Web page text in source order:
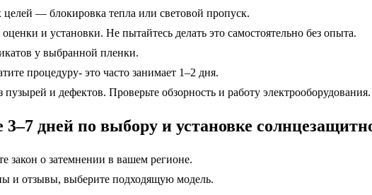
— блокировка тепла или световой пропуск.
и установки. Не пытайтесь делать это самостоятельно без опыта.
у выбранной пленки.
процедуру- это часто занимает 1–2 дня.
и дефектов. Проверьте обзорность и работу электрооборудования.
дней по выбору и установке
закон о затемнении в вашем регионе.
и отзывы, выберите подходящую модель.